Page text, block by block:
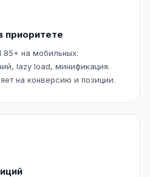
приоритете
на мобильных:
lazy load, минификация.
на конверсию и позиции.